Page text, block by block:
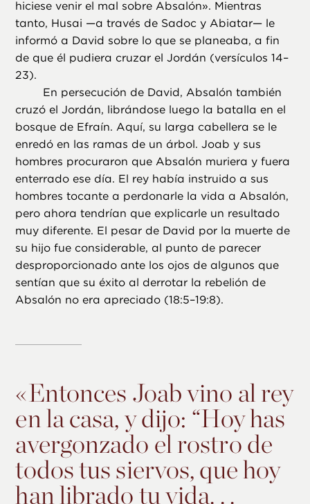
hiciese venir el mal sobre Absalón». Mientras
tanto, Husai —a través de Sadoc y Abiatar— le
informó a David sobre lo que se planeaba, a fin
de que él pudiera cruzar el Jordán (versículos 14–
23).
En persecución de David, Absalón también
cruzó el Jordán, librándose luego la batalla en el
bosque de Efraín. Aquí, su larga cabellera se le
enredó en las ramas de un árbol. Joab y sus
hombres procuraron que Absalón muriera y fuera
enterrado ese día. El rey había instruido a sus
hombres tocante a perdonarle la vida a Absalón,
pero ahora tendrían que explicarle un resultado
muy diferente. El pesar de David por la muerte de
su hijo fue considerable, al punto de parecer
desproporcionado ante los ojos de algunos que
sentían que su éxito al derrotar la rebelión de
Absalón no era apreciado (18:5–19:8).
«Entonces Joab vino al rey
en la casa, y dijo: “Hoy has
avergonzado el rostro de
todos tus siervos, que hoy
han librado tu vida. . .